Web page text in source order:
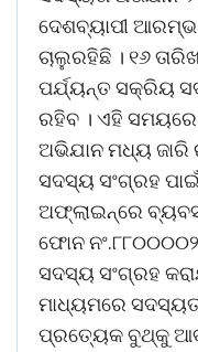
ଦେଶବ୍ୟାପୀ
ଚାଲୁରହିଛି । ୧୬
ପର୍ଯ୍ୟନ୍ତ ସକ୍ରିୟ
ରହିବ । ଏହି
ଅଭିଯାନ ମଧ୍ୟ ଜାରି
ସଦସ୍ୟ ସଂଗ୍ରହ
ଅଫ୍‌ଲାଇନ୍‌ରେ
ଫୋନ
ସଦସ୍ୟ ସଂଗ୍ରହ
ମାଧ୍ୟମରେ
ପ୍ରତ୍ୟେକ ବୁଥ୍‌କୁ